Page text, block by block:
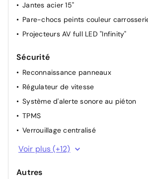
Jantes acier 15"
Pare-chocs peints couleur
Projecteurs AV full LED "Infinity"
Sécurité
Reconnaissance panneaux
Régulateur de vitesse
Système d'alerte sonore au piéton
TPMS
Verrouillage centralisé
Vitres électriques
ABS - antiblocage des roues avec
Voir plus (+12)
Autres